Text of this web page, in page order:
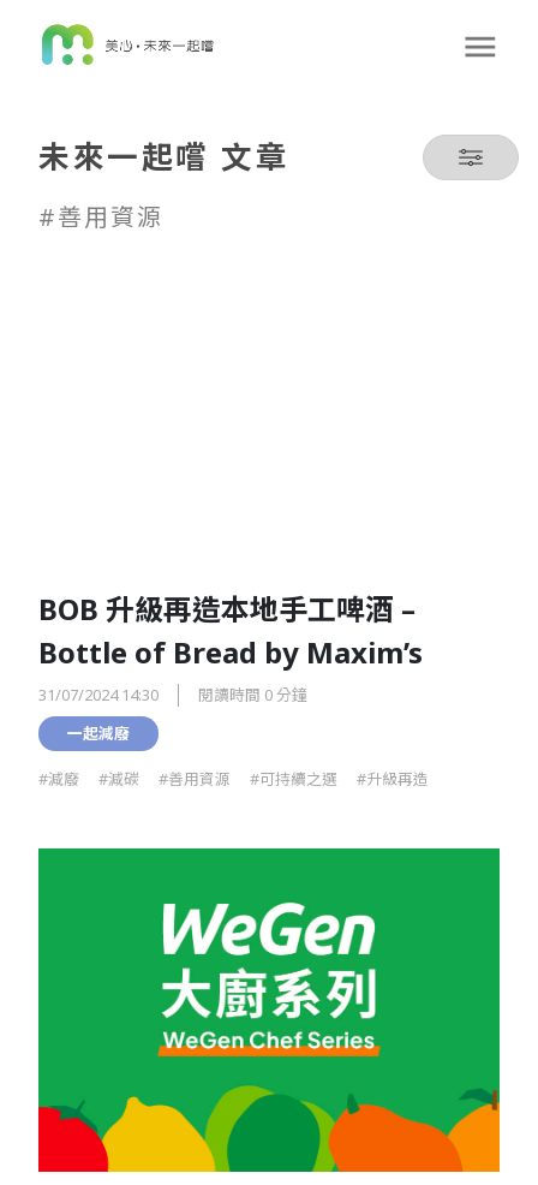
未來一起嚐 文章
#善用資源
BOB 升級再造本地手工啤酒 –
Bottle of Bread by Maxim’s
31/07/2024 14:30
閱讀時間 0 分鐘
一起減廢
#減廢 #減碳 #善用資源 #可持續之選 #升級再造